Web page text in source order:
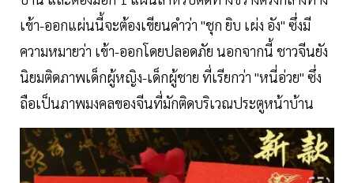
เข้า-ออกแผ่นนี้จะต้องเขียนคำว่า "ชุก ยิบ เผ่ง อัง" ซึ่งมี
ความหมายว่า เข้า-ออกโดยปลอดภัย นอกจากนี้ ชาวจีนยัง
นิยมติดภาพเด็กผู้หญิง-เด็กผู้ชาย ที่เรียกว่า "หนี่อ่วย" ซึ่ง
ถือเป็นภาพมงคลของจีนที่มักติดบริเวณประตูหน้าบ้าน